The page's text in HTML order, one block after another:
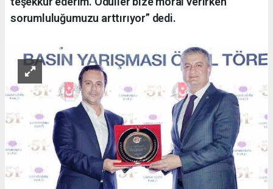
sorumluluğumuzu arttırıyor” dedi.